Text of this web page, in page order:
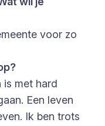
voor zo
is met hard
Een leven
Ik ben trots